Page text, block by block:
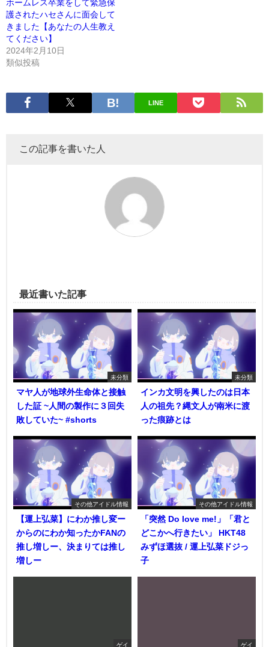
ホームレス卒業をして緊急保
護されたハセさんに面会して
きました【あなたの人生教え
てください】
2024年2月10日
類似投稿
LINE
この記事を書いた人
最近書いた記事
未分類
マヤ人が地球外生命体と接触
した証 ~人間の製作に３回失
敗していた~ #shorts
未分類
インカ文明を興したのは日本
人の祖先？縄文人が南米に渡
った痕跡とは
その他アイドル情報
【運上弘菜】にわか推し変ー
からのにわか知ったかFANの
推し増しー、決まりては推し
増しー
その他アイドル情報
「突然 Do love me!」「君と
どこかへ行きたい」 HKT48
みずほ選抜 / 運上弘菜ドジっ
子
ゲイ ゲイ